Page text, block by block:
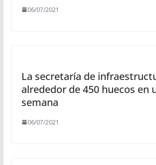
06/07/2021
La secretaría de
alrededor de 450 huecos en
semana
06/07/2021